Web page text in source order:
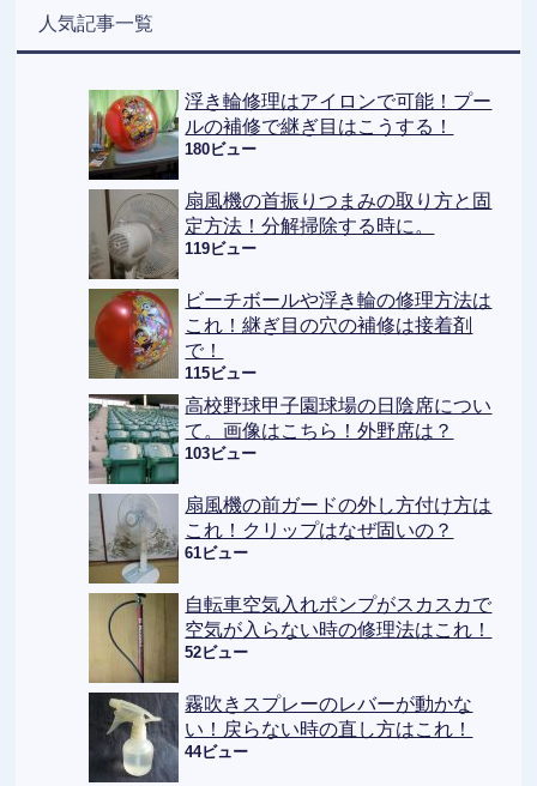
人気記事一覧
浮き輪修理はアイロンで可能！プー
ルの補修で継ぎ目はこうする！
180ビュー
扇風機の首振りつまみの取り方と固
定方法！分解掃除する時に。
119ビュー
ビーチボールや浮き輪の修理方法は
これ！継ぎ目の穴の補修は接着剤
で！
115ビュー
高校野球甲子園球場の日陰席につい
て。画像はこちら！外野席は？
103ビュー
扇風機の前ガードの外し方付け方は
これ！クリップはなぜ固いの？
61ビュー
自転車空気入れポンプがスカスカで
空気が入らない時の修理法はこれ！
52ビュー
霧吹きスプレーのレバーが動かな
い！戻らない時の直し方はこれ！
44ビュー